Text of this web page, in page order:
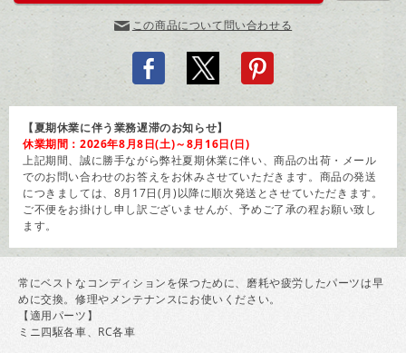
この商品について問い合わせる
【夏期休業に伴う業務遅滞のお知らせ】
休業期間：2026年8月8日(土)～8月16日(日)
上記期間、誠に勝手ながら弊社夏期休業に伴い、商品の出荷・メール
でのお問い合わせのお答えをお休みさせていただきます。商品の発送
につきましては、8月17日(月)以降に順次発送とさせていただきます。
ご不便をお掛けし申し訳ございませんが、予めご了承の程お願い致し
ます。
常にベストなコンディションを保つために、磨耗や疲労したパーツは早
めに交換。修理やメンテナンスにお使いください。
【適用パーツ】
ミニ四駆各車、RC各車